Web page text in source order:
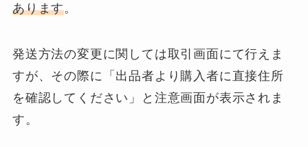
あります。
発送方法の変更に関しては取引画面にて行えま
すが、その際に「出品者より購入者に直接住所
を確認してください」と注意画面が表示されま
す。